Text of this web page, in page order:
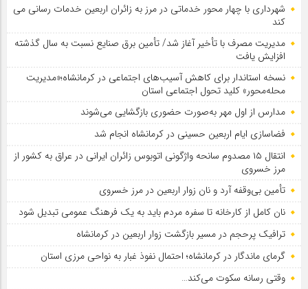
شهرداری با چهار محور خدماتی در مرز به زائران اربعین خدمات رسانی می
کند
مدیریت مصرف با تأخیر آغاز شد/ تأمین برق صنایع نسبت به سال گذشته
افزایش یافت
نسخه استاندار برای کاهش آسیب‌های اجتماعی در کرمانشاه؛«مدیریت
محله‌محور» کلید تحول اجتماعی استان
مدارس از اول مهر به‌صورت حضوری بازگشایی می‌شوند
فضاسازی ایام اربعین حسینی در کرمانشاه انجام شد
انتقال ۱۵ مصدوم سانحه واژگونی اتوبوس زائران ایرانی در عراق به کشور از
مرز خسروی
تأمین بی‌وقفه آرد و نان زوار اربعین در مرز خسروی
نان کامل از کارخانه تا سفره مردم باید به یک فرهنگ عمومی تبدیل شود
ترافیک پرحجم در مسیر بازگشت زوار اربعین در کرمانشاه
گرمای ماندگار در کرمانشاه؛ احتمال نفوذ غبار به نواحی مرزی استان
وقتی رسانه سکوت می‌کند…